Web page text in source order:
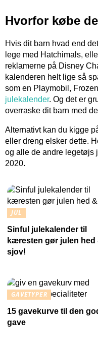
Hvorfor købe
Hvis dit barn hvad end
lege med Hatchimals,
reklamerne på Disney
kalenderen helt lige så
som en Playmobil,
julekalender. Og det er
overraske dit barn med
Alternativt kan du kigge
eller dreng elsker dette.
og alle de andre legetøjs
2020.
JUL
Sinful julekalender til
kæresten gør julen hed
sjov!
GAVETYPER
15 gavekurve til den
gave